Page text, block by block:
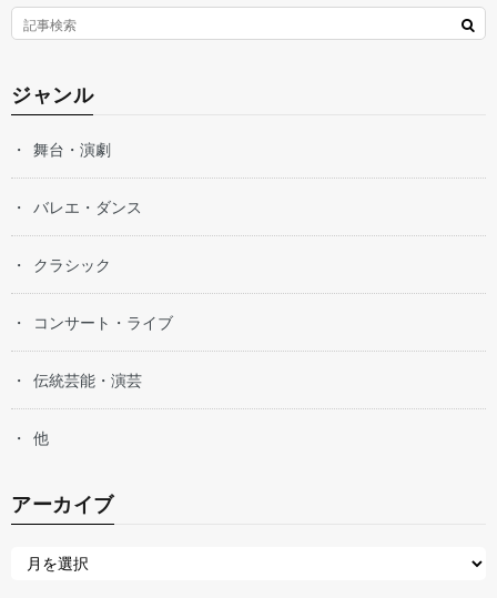
ジャンル
舞台・演劇
バレエ・ダンス
クラシック
コンサート・ライブ
伝統芸能・演芸
他
アーカイブ